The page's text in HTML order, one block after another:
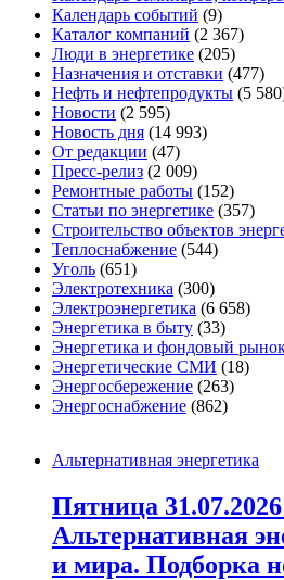
Календарь событий (9)
Каталог компаний (2 367)
Люди в энергетике (205)
Назначения и отставки (477)
Нефть и нефтепродукты (5
Новости (2 595)
Новость дня (14 993)
От редакции (47)
Пресс-релиз (2 009)
Ремонтные работы (152)
Статьи по энергетике (357)
Строительство объектов
Теплоснабжение (544)
Уголь (651)
Электротехника (300)
Электроэнергетика (6 658)
Энергетика в быту (33)
Энергетика и фондовый
Энергетические СМИ (18)
Энергосбережение (263)
Энергоснабжение (862)
Альтернативная энергетика
Пятница 31.07.2026
Альтернативная
и мира. Подборка